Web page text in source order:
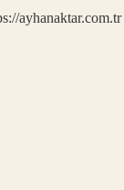
ayhanaktar.com.tr